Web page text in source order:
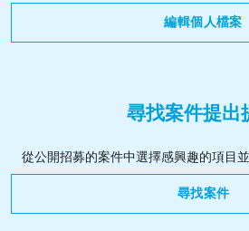
編輯個人檔案
尋找案件提出
從公開招募的案件中選擇感興趣的項目並
尋找案件